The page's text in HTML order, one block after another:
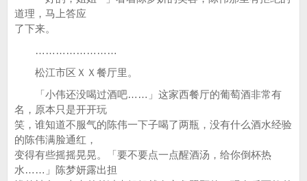
道理，马上答应
了下来。
……………………
松江市区ＸＸ餐厅里。
「小伟还没喝过酒吧……」这家西餐厅的葡萄酒非常有
名，原本只是开开玩
笑，谁知道不服气的陈伟一下子喝了两瓶，没有什么酒水经验
的陈伟满脸通红，
变得有些摇摇晃晃。「要不要点一点醒酒汤，给你倒杯热
水……」陈梦妍露出担